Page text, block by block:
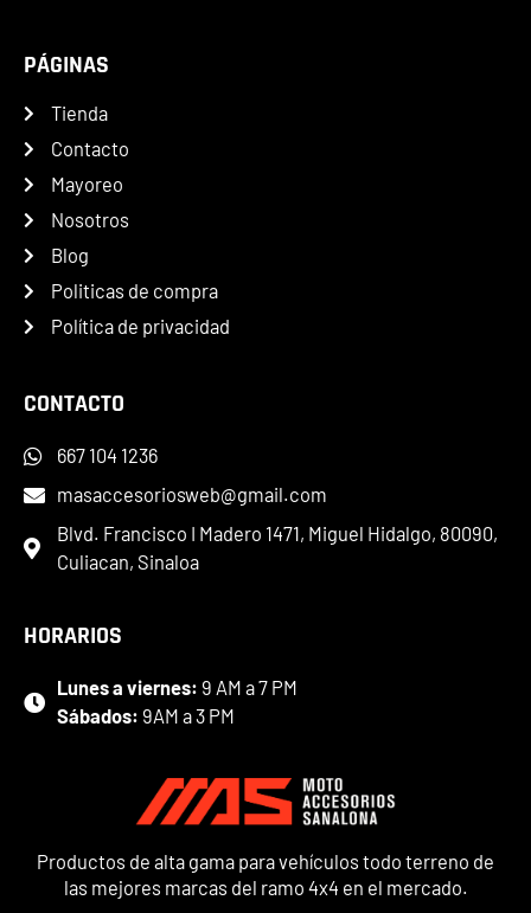
Productos de alta gama para vehículos todo terreno de
las mejores marcas del ramo 4x4 en el mercado.
PÁGINAS
Tienda
Contacto
Mayoreo
Nosotros
Blog
Politicas de compra
Política de privacidad
CONTACTO
667 104 1236
masaccesoriosweb@gmail.com
Blvd. Francisco I Madero 1471, Miguel Hidalgo, 80090,
Culiacan, Sinaloa
HORARIOS
Lunes a viernes: 9 AM a 7 PM
Sábados: 9AM a 3 PM